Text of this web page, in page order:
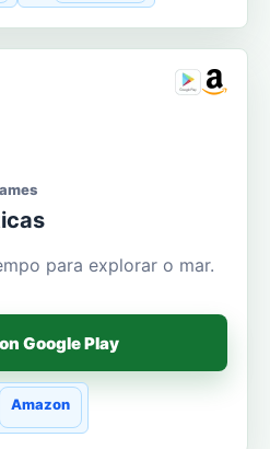
para explorar o mar.
Google Play
Amazon